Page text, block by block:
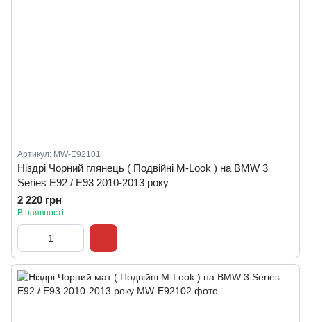
Артикул: MW-E92101
Ніздрі Чорний глянець ( Подвійні M-Look ) на BMW 3
Series E92 / E93 2010-2013 року
2 220 грн
В наявності